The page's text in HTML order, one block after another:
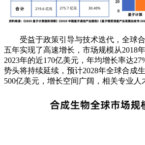
受益于政策引导与技术迭代，全球合
五年实现了高速增长，市场规模从2018
2023年的近170亿美元，年均增长率达
势头将持续延续，预计2028年全球合成
500亿美元，增长空间广阔，相关专业人